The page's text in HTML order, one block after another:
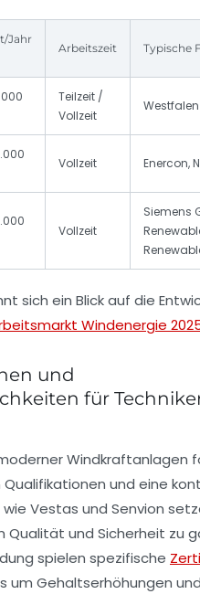
Jahr
Arbeitszeit Typische
Teilzeit /
Vollzeit
Vollzeit Enercon,
Vollzeit
Siemens
sich ein Blick auf die
Windenergie
und
für
Windkraftanlagen
und eine
Vestas und Senvion
Qualität und Sicherheit zu
spielen spezifische
um Gehaltserhöhungen